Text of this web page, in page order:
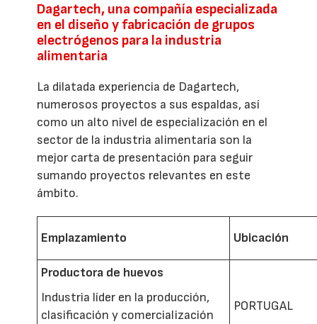
Dagartech, una compañía especializada
en el diseño y fabricación de grupos
electrógenos para la industria
alimentaria
La dilatada experiencia de Dagartech,
numerosos proyectos a sus espaldas, así
como un alto nivel de especialización en el
sector de la industria alimentaria son la
mejor carta de presentación para seguir
sumando proyectos relevantes en este
ámbito.
Emplazamiento Ubicación
Productora de huevos
Industria líder en la producción,
clasificación y comercialización
PORTUGAL